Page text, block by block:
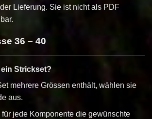
Lieferung. Sie ist nicht als PDF
36 – 40
Strickset?
mehrere Grössen enthält, wählen sie
aus.
jede Komponente die gewünschte